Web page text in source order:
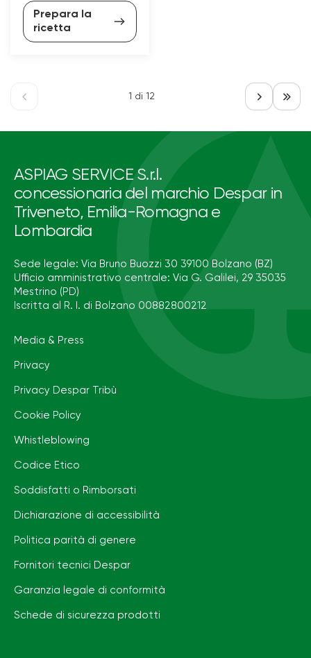
Prepara la
ricetta
1 di 12
ASPIAG SERVICE S.r.l.
concessionaria del marchio Despar in
Triveneto, Emilia-Romagna e
Lombardia
Sede legale: Via Bruno Buozzi 30 39100 Bolzano (BZ)
Ufficio amministrativo centrale: Via G. Galilei, 29 35035
Mestrino (PD)
Iscritta al R. I. di Bolzano 00882800212
Media & Press
Privacy
Privacy Despar Tribù
Cookie Policy
Whistleblowing
Codice Etico
Soddisfatti o Rimborsati
Dichiarazione di accessibilità
Politica parità di genere
Fornitori tecnici Despar
Garanzia legale di conformità
Schede di sicurezza prodotti